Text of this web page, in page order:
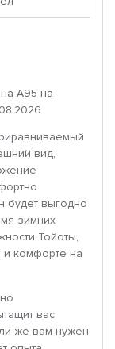
A95 на
вид,
будет выгодно
зимних
Тойоты,
и комфорте на
вас
же вам нужен